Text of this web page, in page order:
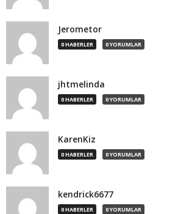
Jerometor
0 HABERLER 0 YORUMLAR
jhtmelinda
0 HABERLER 0 YORUMLAR
KarenKiz
0 HABERLER 0 YORUMLAR
kendrick6677
0 HABERLER 0 YORUMLAR